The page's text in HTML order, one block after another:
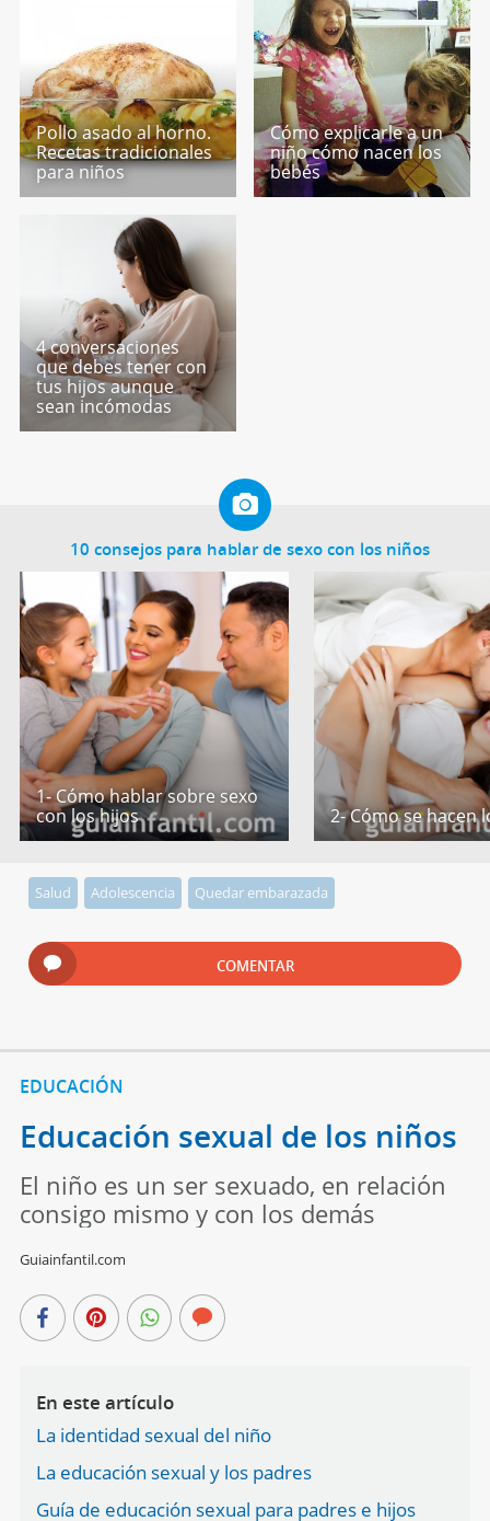
Pollo asado al horno.
Recetas tradicionales
para niños
Cómo explicarle a un
niño cómo nacen los
bebés
4 conversaciones
que debes tener con
tus hijos aunque
sean incómodas
10 consejos para hablar de sexo con los niños
1- Cómo hablar sobre sexo
con los hijos
2- Cómo se hacen
Salud Adolescencia Quedar embarazada
COMENTAR
EDUCACIÓN
Educación sexual de los niños
El niño es un ser sexuado, en relación
consigo mismo y con los demás
Guiainfantil.com
En este artículo
La identidad sexual del niño
La educación sexual y los padres
Guía de educación sexual para padres e hijos